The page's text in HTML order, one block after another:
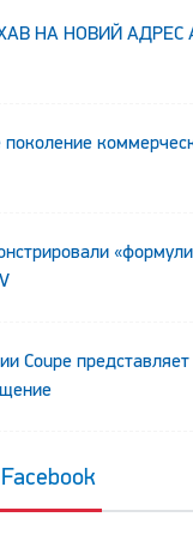
НА НОВИЙ АДРЕС
Coupe представляет